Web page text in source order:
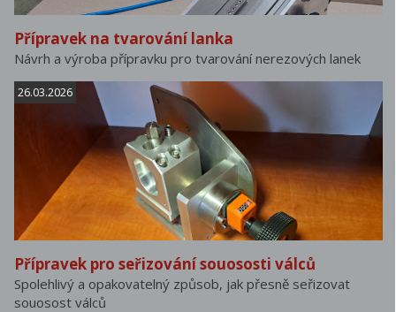
Přípravek na tvarování lanka
Návrh a výroba přípravku pro tvarování nerezových lanek
26.03.2026
Přípravek pro seřizování souososti válců
Spolehlivý a opakovatelný způsob, jak přesně seřizovat
souosost válců